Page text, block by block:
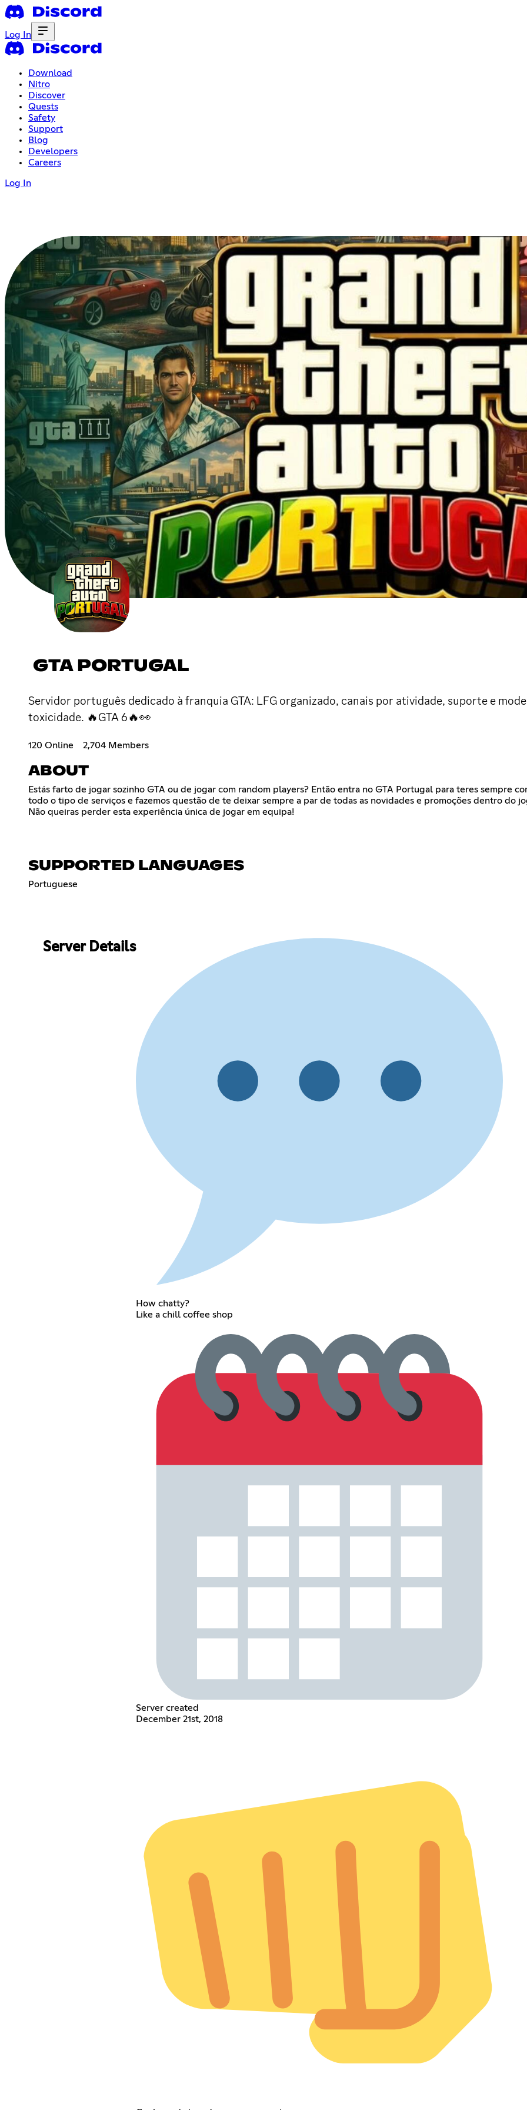
Log In
Download
Nitro
Discover
Quests
Safety
Support
Blog
Developers
Careers
Log In
GTA PORTUGAL
Servidor português dedicado à franquia GTA: LFG organizado, canais por atividade, suporte e
toxicidade. 🔥GTA 6🔥👀
120 Online 2,704 Members
ABOUT
Estás farto de jogar sozinho GTA ou de jogar com random players? Então entra no GTA Portugal para teres sempre
todo o tipo de serviços e fazemos questão de te deixar sempre a par de todas as novidades e promoções dentro do
Não queiras perder esta experiência única de jogar em equipa!
SUPPORTED LANGUAGES
Portuguese
Server Details
How chatty?
Like a chill coffee shop
Server created
December 21st, 2018